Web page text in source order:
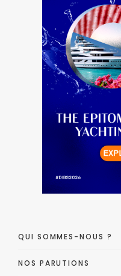
QUI SOMMES-NOUS ?
NOS PARUTIONS